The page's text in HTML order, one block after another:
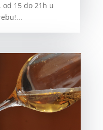
od 15 do 21h u